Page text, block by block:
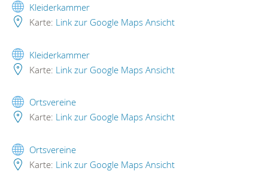
Kleiderkammer
Karte: Link zur Google Maps Ansicht
Kleiderkammer
Karte: Link zur Google Maps Ansicht
Ortsvereine
Karte: Link zur Google Maps Ansicht
Ortsvereine
Karte: Link zur Google Maps Ansicht